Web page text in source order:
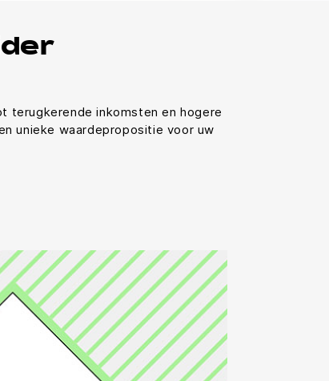
terugkerende inkomsten en hogere
unieke waardepropositie voor uw